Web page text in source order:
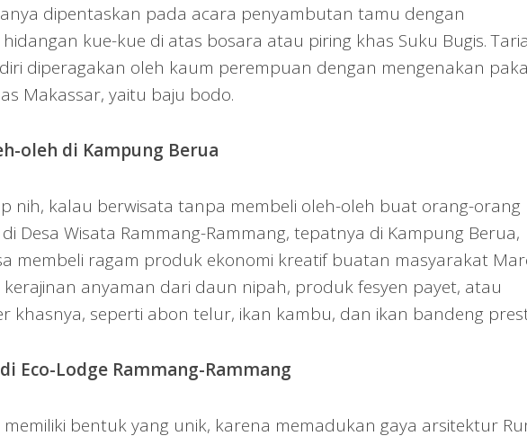
dipentaskan pada acara penyambutan tamu dengan
kue-kue di atas bosara atau piring khas Suku Bugis.
diperagakan oleh kaum perempuan dengan mengenakan
Makassar, yaitu baju bodo.
oleh di Kampung Berua
nih, kalau berwisata tanpa membeli oleh-oleh buat orang-orang
Desa Wisata Rammang-Rammang, tepatnya di Kampung Berua,
membeli ragam produk ekonomi kreatif buatan masyarakat
kerajinan anyaman dari daun nipah, produk fesyen payet, atau
khasnya, seperti abon telur, ikan kambu, dan ikan bandeng
Eco-Lodge Rammang-Rammang
memiliki bentuk yang unik, karena memadukan gaya arsitektur